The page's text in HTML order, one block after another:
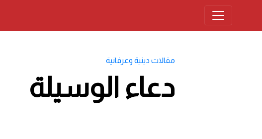
مقالات دينية وعرفانية
دعاء الوسيلة